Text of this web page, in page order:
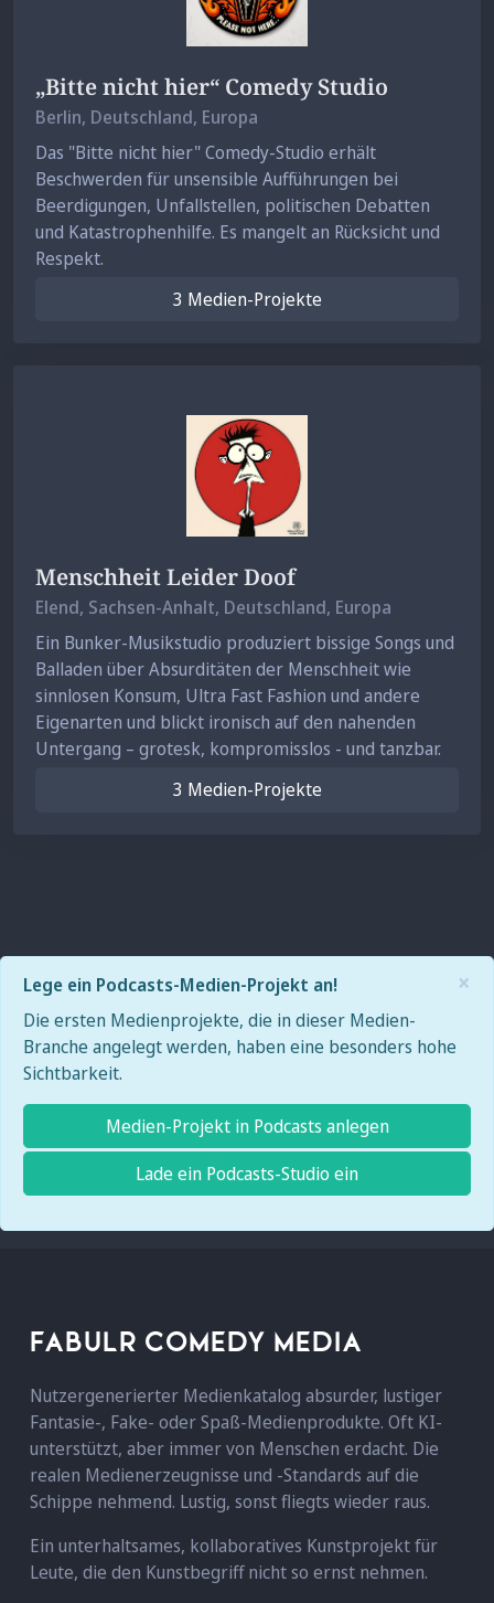
„Bitte nicht hier“ Comedy Studio
Berlin, Deutschland, Europa
Das "Bitte nicht hier" Comedy-Studio erhält
Beschwerden für unsensible Aufführungen bei
Beerdigungen, Unfallstellen, politischen Debatten
und Katastrophenhilfe. Es mangelt an Rücksicht und
Respekt.
3 Medien-Projekte
Menschheit Leider Doof
Elend, Sachsen-Anhalt, Deutschland, Europa
Ein Bunker-Musikstudio produziert bissige Songs und
Balladen über Absurditäten der Menschheit wie
sinnlosen Konsum, Ultra Fast Fashion und andere
Eigenarten und blickt ironisch auf den nahenden
Untergang – grotesk, kompromisslos - und tanzbar.
3 Medien-Projekte
×
Lege ein Podcasts-Medien-Projekt an!
Die ersten Medienprojekte, die in dieser Medien-
Branche angelegt werden, haben eine besonders hohe
Sichtbarkeit.
Medien-Projekt in Podcasts anlegen
Lade ein Podcasts-Studio ein
FABULR COMEDY MEDIA
Nutzergenerierter Medienkatalog absurder, lustiger
Fantasie-, Fake- oder Spaß-Medienprodukte. Oft KI-
unterstützt, aber immer von Menschen erdacht. Die
realen Medienerzeugnisse und -Standards auf die
Schippe nehmend. Lustig, sonst fliegts wieder raus.
Ein unterhaltsames, kollaboratives Kunstprojekt für
Leute, die den Kunstbegriff nicht so ernst nehmen.